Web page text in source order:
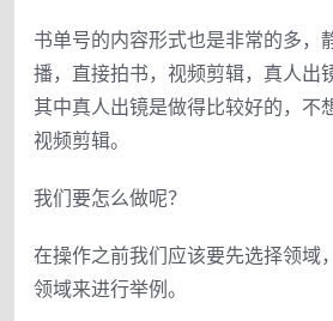
书单号的内容形式也是非常的多，
播，直接拍书，视频剪辑，真人出
其中真人出镜是做得比较好的，不
视频剪辑。
我们要怎么做呢？
在操作之前我们应该要先选择领域
领域来进行举例。